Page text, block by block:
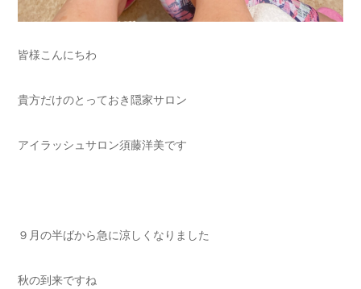
皆様こんにちわ
貴方だけのとっておき隠家サロン
アイラッシュサロン須藤洋美です
９月の半ばから急に涼しくなりました
秋の到来ですね